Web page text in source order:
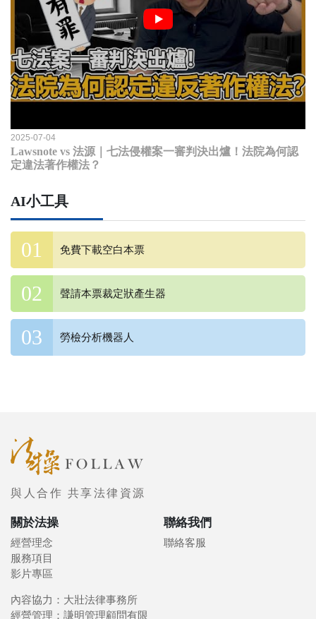
2025-07-04
Lawsnote vs 法源｜七法侵權案一審判決出爐！法院為何認
定違法著作權法？
AI小工具
免費下載空白本票
聲請本票裁定狀產生器
勞檢分析機器人
與人合作 共享法律資源
關於法操
經營理念
服務項目
影片專區
聯絡我們
聯絡客服
內容協力：大壯法律事務所
經營管理：謙明管理顧問有限